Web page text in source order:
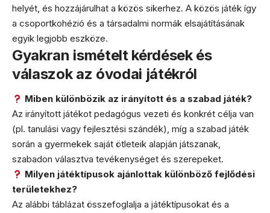
helyét, és hozzájárulhat a közös sikerhez. A közös játék így
a csoportkohézió és a társadalmi normák elsajátításának
egyik legjobb eszköze.
Gyakran ismételt kérdések és
válaszok az óvodai játékról
Miben különbözik az irányított és a szabad játék?
Az irányított játékot pedagógus vezeti és konkrét célja van
(pl. tanulási vagy fejlesztési szándék), míg a szabad játék
során a gyermekek saját ötleteik alapján játszanak,
szabadon választva tevékenységet és szerepeket.
Milyen játéktípusok ajánlottak különböző fejlődési
területekhez?
Az alábbi táblázat összefoglalja a játéktípusokat és a